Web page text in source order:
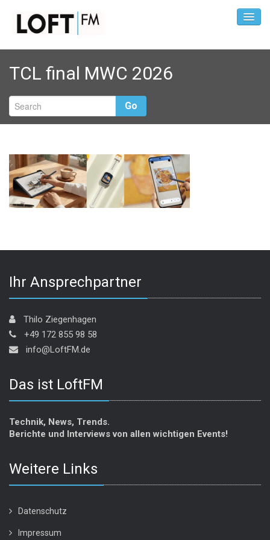
TCL final MWC 2026
Go
Ihr Ansprechpartner
Thilo Ziegenhagen
+49 172 855 98 58
info@LoftFM.de
Das ist LoftFM
Technik, News, Trends.
Berichte und Interviews von allen wichtigen Events!
Weitere Links
Datenschutz
Impressum